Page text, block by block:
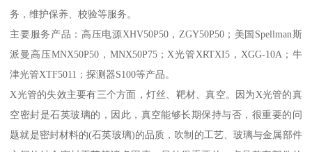
务，维护保养、校验等服务。
主要服务产品：高压电源XHV50P50，ZGY50P50；美国Spellman斯
派曼高压MNX50P50，MNX50P75；X光管XRTXI5，XGG-10A；牛
津光管XTF5011；探测器S100等产品。
X光管的失效主要有三个方面，灯丝、靶材、真空。因为X光管的真
空密封是石英玻璃的，因此，真空能够长期保持与否，很重要的问
题就是密封材料的(石英玻璃)的品质，吹制的工艺、玻璃与金属部件